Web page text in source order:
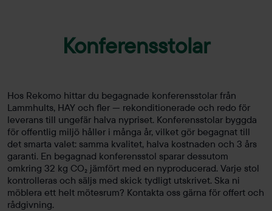
Konferensstolar
Hos Rekomo hittar du begagnade konferensstolar från
Lammhults, HAY och fler — rekonditionerade och redo för
leverans till ungefär halva nypriset. Konferensstolar byggda
för offentlig miljö håller i många år, vilket gör begagnat till
det smarta valet: samma kvalitet, halva kostnaden och 3 års
garanti. En begagnad konferensstol sparar dessutom
omkring 32 kg CO₂ jämfört med en nyproducerad. Varje stol
kontrolleras och säljs med skick tydligt utskrivet. Ska ni
möblera ett helt mötesrum? Kontakta oss gärna för offert och
rådgivning.